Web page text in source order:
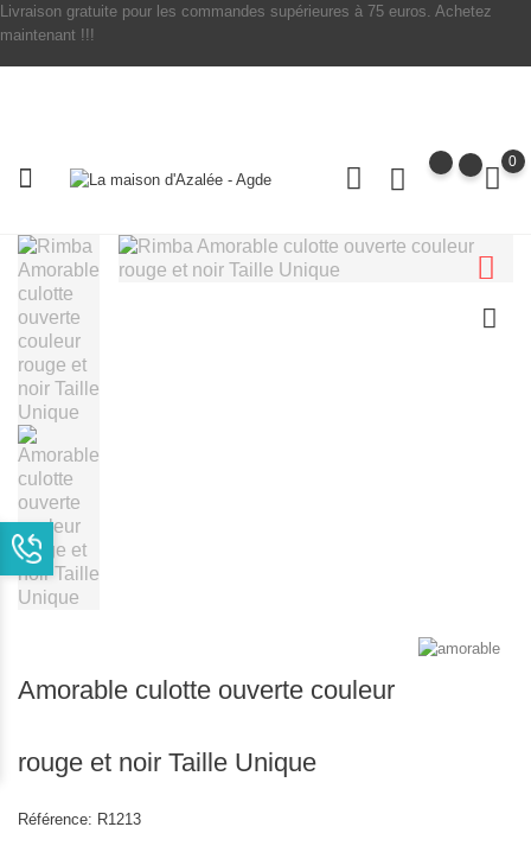
Livraison gratuite pour les commandes supérieures à 75 euros. Achetez
maintenant !!!
0
Amorable culotte ouverte couleur
rouge et noir Taille Unique
Référence: R1213